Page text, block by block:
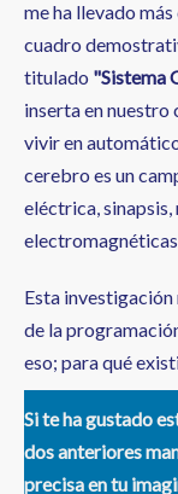
me ha llevado
cuadro
titulado "Sistema
inserta en
vivir en
cerebro es un
eléctrica, sinapsis,
Esta
de la
eso; para qué
Si te ha gustado
dos anteriores
precisa en tu